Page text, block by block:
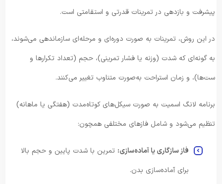
پیشرفت و بازدهی در تمرینات قدرتی و استقامتی است.
در این روش، تمرینات به صورت دوره‌ای و مرحله‌ای سازماندهی می‌شوند،
به گونه‌ای که شدت (وزنه یا فشار تمرینی)، حجم (تعداد تکرارها و
ست‌ها)، و زمان استراحت به‌صورت متناوب تغییر می‌کنند.
برنامه لانگ اسمیت به صورت سیکل‌های کوتاه‌مدت (هفتگی یا ماهانه)
تنظیم می‌شود و شامل فازهای مختلفی همچون:
فاز سازگاری یا آماده‌سازی: تمرین با شدت پایین و حجم بالا
برای آماده‌سازی بدن.